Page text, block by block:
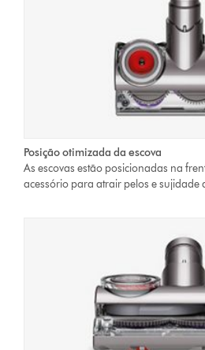
Posição otimizada da escova
As escovas estão posicionadas na
acessório para atrair pelos e sujidade